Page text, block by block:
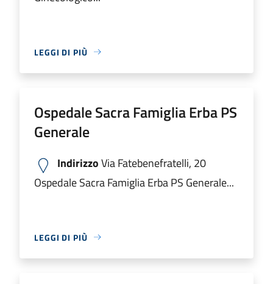
LEGGI DI PIÙ
Ospedale Sacra Famiglia Erba PS
Generale
IndirizzoVia Fatebenefratelli, 20
Ospedale Sacra Famiglia Erba PS Generale...
LEGGI DI PIÙ